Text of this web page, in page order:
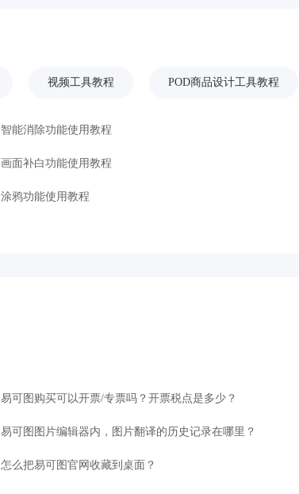
智能消除功能使用教程
画面补白功能使用教程
涂鸦功能使用教程
视频工具教程 POD商品设计工具教程
易可图购买可以开票/专票吗？开票税点是多少？
易可图图片编辑器内，图片翻译的历史记录在哪里？
怎么把易可图官网收藏到桌面？